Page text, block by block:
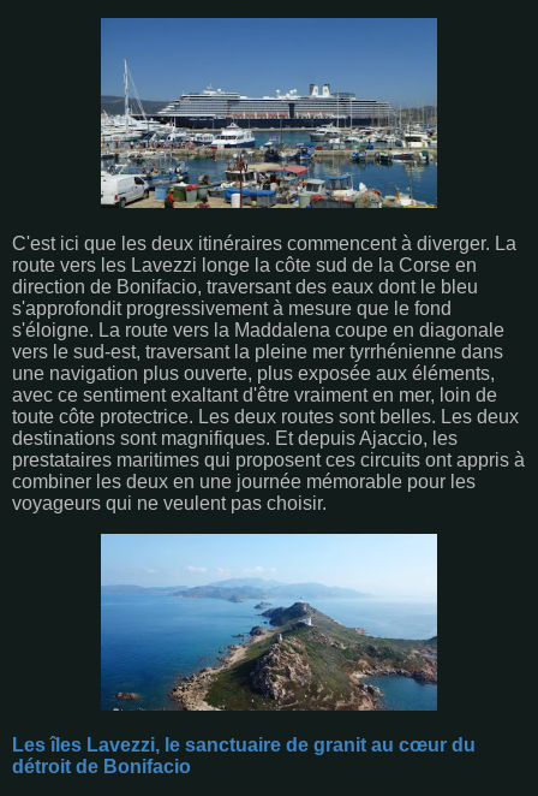
C'est ici que les deux itinéraires commencent à diverger. La
route vers les Lavezzi longe la côte sud de la Corse en
direction de Bonifacio, traversant des eaux dont le bleu
s'approfondit progressivement à mesure que le fond
s'éloigne. La route vers la Maddalena coupe en diagonale
vers le sud-est, traversant la pleine mer tyrrhénienne dans
une navigation plus ouverte, plus exposée aux éléments,
avec ce sentiment exaltant d'être vraiment en mer, loin de
toute côte protectrice. Les deux routes sont belles. Les deux
destinations sont magnifiques. Et depuis Ajaccio, les
prestataires maritimes qui proposent ces circuits ont appris à
combiner les deux en une journée mémorable pour les
voyageurs qui ne veulent pas choisir.
Les îles Lavezzi, le sanctuaire de granit au cœur du
détroit de Bonifacio